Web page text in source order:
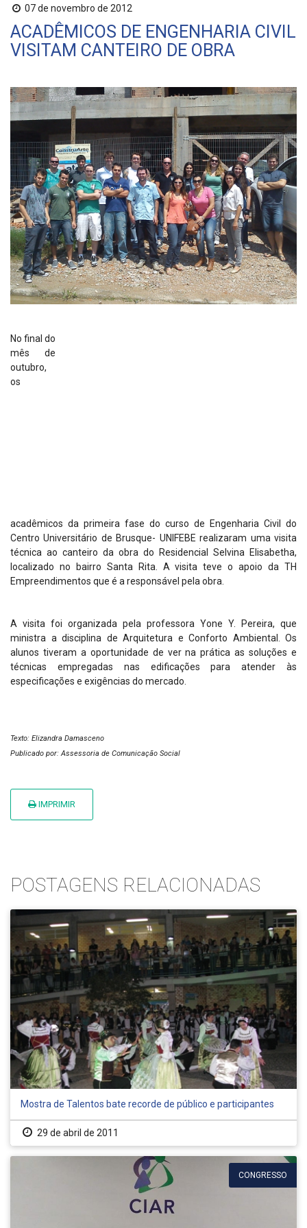
07 de novembro de 2012
ACADÊMICOS DE ENGENHARIA CIVIL
VISITAM CANTEIRO DE OBRA
No final do
mês de
outubro,
os
acadêmicos da primeira fase do curso de Engenharia Civil do
Centro Universitário de Brusque- UNIFEBE realizaram uma visita
técnica ao canteiro da obra do Residencial Selvina Elisabetha,
localizado no bairro Santa Rita. A visita teve o apoio da TH
Empreendimentos que é a responsável pela obra.
A visita foi organizada pela professora Yone Y. Pereira, que
ministra a disciplina de Arquitetura e Conforto Ambiental. Os
alunos tiveram a oportunidade de ver na prática as soluções e
técnicas empregadas nas edificações para atender às
especificações e exigências do mercado.
Texto: Elizandra Damasceno
Publicado por: Assessoria de Comunicação Social
IMPRIMIR
POSTAGENS RELACIONADAS
Mostra de Talentos bate recorde de público e participantes
29 de abril de 2011
CONGRESSO